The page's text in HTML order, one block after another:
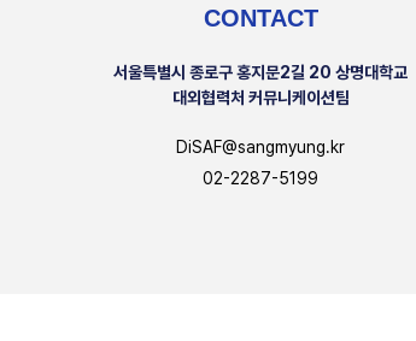
CONTACT
서울특별시 종로구 홍지문2길 20 상명대학교
대외협력처 커뮤니케이션팀
DiSAF@sangmyung.kr
02-2287-5199